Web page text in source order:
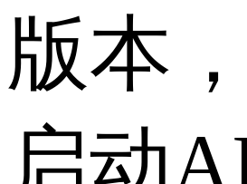
版本
启动